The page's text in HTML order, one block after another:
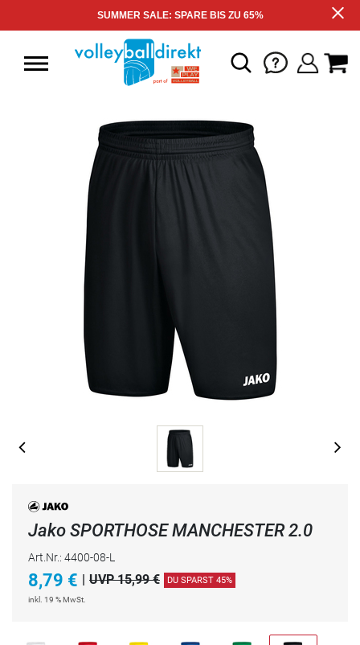
SUMMER SALE: SPARE BIS ZU 65%
Jako SPORTHOSE MANCHESTER 2.0
Art.Nr.: 4400-08-L
8,79 € UVP 15,99 € DU SPARST 45%
inkl. 19 % MwSt.